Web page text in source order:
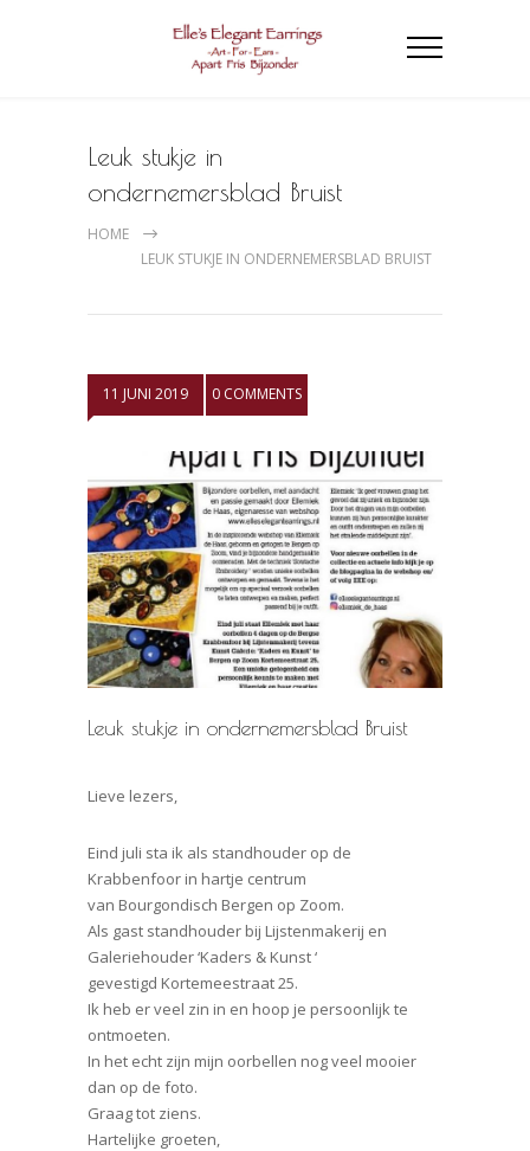
Leuk stukje in
ondernemersblad Bruist
HOME
LEUK STUKJE IN ONDERNEMERSBLAD BRUIST
11 JUNI 2019 0 COMMENTS
Leuk stukje in ondernemersblad Bruist
Lieve lezers,
Eind juli sta ik als standhouder op de
Krabbenfoor in hartje centrum
van Bourgondisch Bergen op Zoom.
Als gast standhouder bij Lijstenmakerij en
Galeriehouder ‘Kaders & Kunst ‘
gevestigd Kortemeestraat 25.
Ik heb er veel zin in en hoop je persoonlijk te
ontmoeten.
In het echt zijn mijn oorbellen nog veel mooier
dan op de foto.
Graag tot ziens.
Hartelijke groeten,